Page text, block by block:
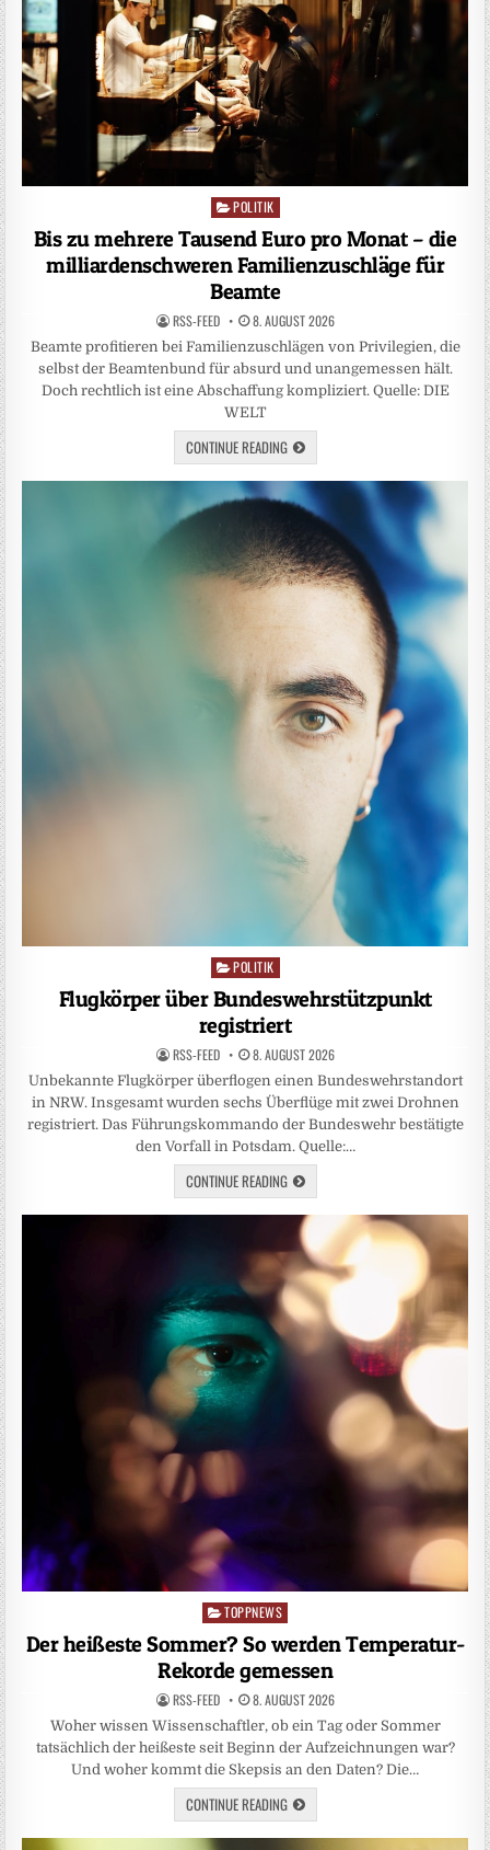
Posted
POLITIK
Bis zu mehrere Tausend Euro pro Monat – die
milliardenschweren Familienzuschläge für
Beamte
RSS-FEED 8. AUGUST 2026
Beamte profitieren bei Familienzuschlägen von Privilegien, die
selbst der Beamtenbund für absurd und unangemessen hält.
Doch rechtlich ist eine Abschaffung kompliziert. Quelle: DIE
WELT
CONTINUE READING
Posted
in
POLITIK
Flugkörper über Bundeswehrstützpunkt
registriert
RSS-FEED 8. AUGUST 2026
Unbekannte Flugkörper überflogen einen Bundeswehrstandort
in NRW. Insgesamt wurden sechs Überflüge mit zwei Drohnen
registriert. Das Führungskommando der Bundeswehr bestätigte
den Vorfall in Potsdam. Quelle:…
CONTINUE READING
Posted
TOPPNEWS
Der heißeste Sommer? So werden Temperatur-
Rekorde gemessen
RSS-FEED 8. AUGUST 2026
Woher wissen Wissenschaftler, ob ein Tag oder Sommer
tatsächlich der heißeste seit Beginn der Aufzeichnungen war?
Und woher kommt die Skepsis an den Daten? Die…
CONTINUE READING